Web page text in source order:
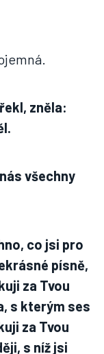
zněla:
všechny
co jsi pro
písně,
za Tvou
s kterým ses
za Tvou
s níž jsi